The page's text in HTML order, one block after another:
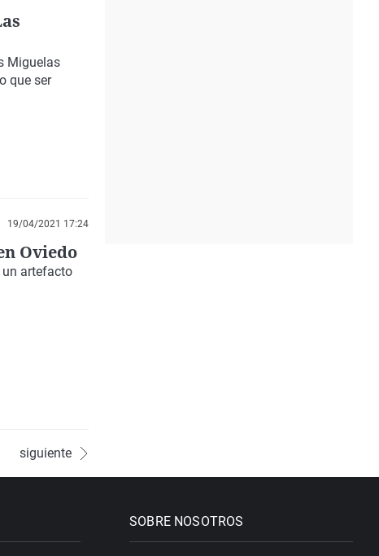
Miguelas
que ser
19/04/2021 17:24
Oviedo
artefacto
siguiente
SOBRE NOSOTROS